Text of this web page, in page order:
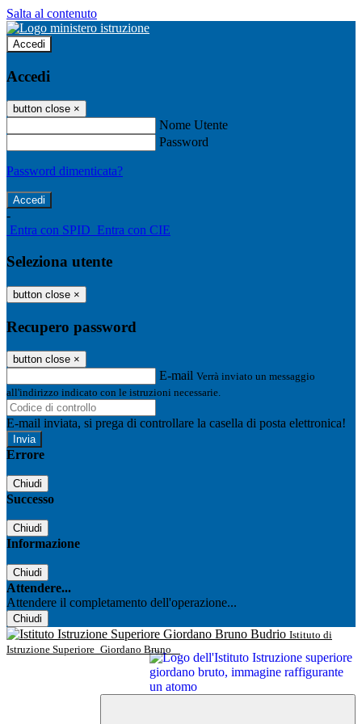
Salta al contenuto
Accedi
Accedi
button close ×
Nome Utente
Password
Password dimenticata?
-
Entra con SPID Entra con CIE
Seleziona utente
button close ×
Recupero password
button close ×
E-mail Verrà inviato un messaggio
all'indirizzo indicato con le istruzioni necessarie.
E-mail inviata, si prega di controllare la casella di posta elettronica!
Errore
Chiudi
Successo
Chiudi
Informazione
Chiudi
Attendere...
Attendere il completamento dell'operazione...
Chiudi
Istituto di
Istruzione Superiore Giordano Bruno